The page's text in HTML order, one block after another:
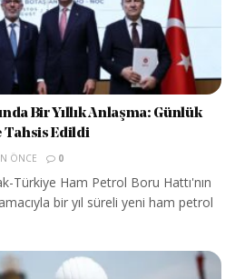
Bir Yıllık Anlaşma: Günlük
Tahsis Edildi
ÖNCE 0
Türkiye Ham Petrol Boru Hattı'nın
bir yıl süreli yeni ham petrol